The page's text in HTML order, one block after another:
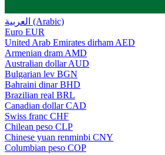
العربية (Arabic)
Euro EUR
United Arab Emirates dirham AED
Armenian dram AMD
Australian dollar AUD
Bulgarian lev BGN
Bahraini dinar BHD
Brazilian real BRL
Canadian dollar CAD
Swiss franc CHF
Chilean peso CLP
Chinese yuan renminbi CNY
Columbian peso COP